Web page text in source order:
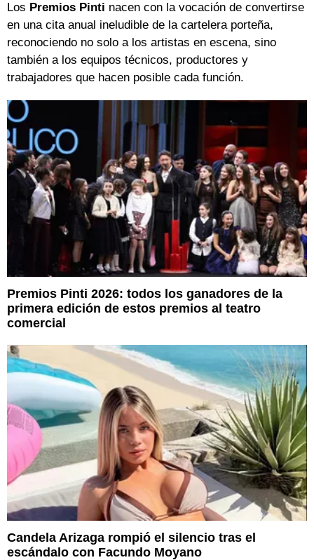
Los Premios Pinti nacen con la vocación de convertirse
en una cita anual ineludible de la cartelera porteña,
reconociendo no solo a los artistas en escena, sino
también a los equipos técnicos, productores y
trabajadores que hacen posible cada función.
Premios Pinti 2026: todos los ganadores de la
primera edición de estos premios al teatro
comercial
Candela Arizaga rompió el silencio tras el
escándalo con Facundo Moyano